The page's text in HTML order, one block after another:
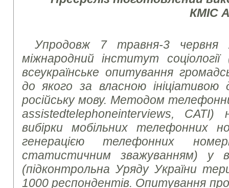
КМІС
Упродовж 7 травня-3 червня
міжнародний інститут
всеукраїнське опитування
до якого за власною
російську мову. Методом
assistedtelephoneinterviews, CATI)
вибірки мобільних телефонних
генерацією телефонних
статистичним зважуванням) у
(підконтрольна Уряду України
1000 респондентів. Опитування